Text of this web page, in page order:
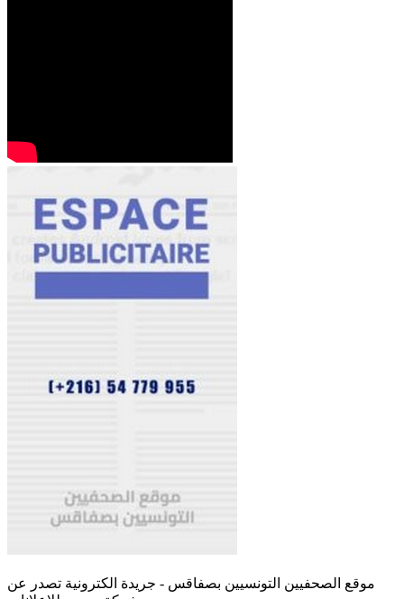
موقع الصحفيين التونسيين بصفاقس - جريدة الكترونية تصدر عن